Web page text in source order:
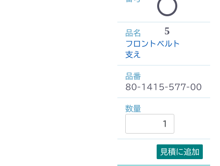
5
フロントベルト
支え
80-1415-577-00
見積に追加